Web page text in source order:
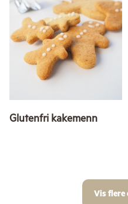
Glutenfri kakemenn
Vis flere